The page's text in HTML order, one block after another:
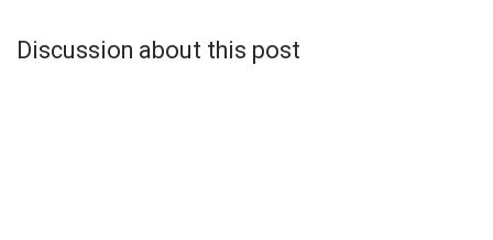
Discussion about this post